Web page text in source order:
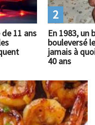
11 ans
En 1983, un
bouleversé
jamais à
40 ans
2